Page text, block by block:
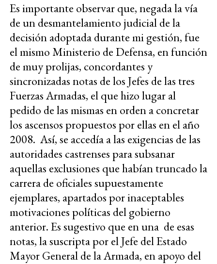
Es importante observar que, negada la vía
de un desmantelamiento judicial de la
decisión adoptada durante mi gestión, fue
el mismo Ministerio de Defensa, en función
de muy prolijas, concordantes y
sincronizadas notas de los Jefes de las tres
Fuerzas Armadas, el que hizo lugar al
pedido de las mismas en orden a concretar
los ascensos propuestos por ellas en el año
2008. Así, se accedía a las exigencias de las
autoridades castrenses para subsanar
aquellas exclusiones que habían truncado la
carrera de oficiales supuestamente
ejemplares, apartados por inaceptables
motivaciones políticas del gobierno
anterior. Es sugestivo que en una de esas
notas, la suscripta por el Jefe del Estado
Mayor General de la Armada, en apoyo del